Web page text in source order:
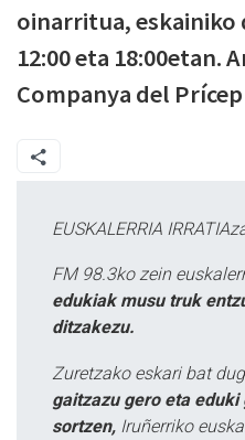
oinarritua,
12:00 eta 18:00etan.
Companya del
EUSKALERRIA
FM 98.3ko zein
edukiak musu truk
ditzakezu.
Zuretzako eskari bat
gaitzazu gero eta
sortzen, Iruñerriko